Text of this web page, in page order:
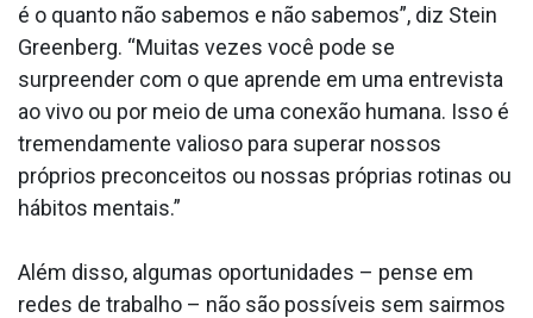
é o quanto não sabemos e não sabemos”, diz Stein
Greenberg. “Muitas vezes você pode se
surpreender com o que aprende em uma entrevista
ao vivo ou por meio de uma conexão humana. Isso é
tremendamente valioso para superar nossos
próprios preconceitos ou nossas próprias rotinas ou
hábitos mentais.”
Além disso, algumas oportunidades – pense em
redes de trabalho – não são possíveis sem sairmos